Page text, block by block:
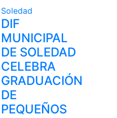
Soledad
DIF
MUNICIPAL
DE SOLEDAD
CELEBRA
GRADUACIÓN
DE
PEQUEÑOS